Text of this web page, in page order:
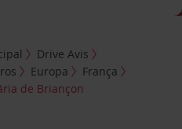
Drive Avis
Europa
França
de Briançon